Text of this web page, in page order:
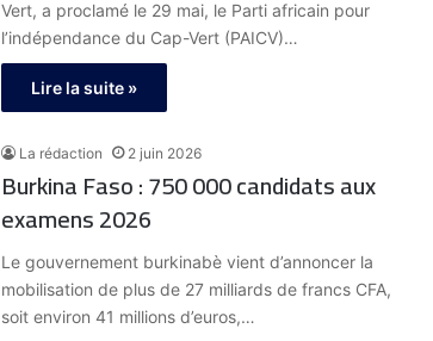
Vert, a proclamé le 29 mai, le Parti africain pour
l’indépendance du Cap-Vert (PAICV)…
Lire la suite »
La rédaction 2 juin 2026
Burkina Faso : 750 000 candidats aux
examens 2026
Le gouvernement burkinabè vient d’annoncer la
mobilisation de plus de 27 milliards de francs CFA,
soit environ 41 millions d’euros,…